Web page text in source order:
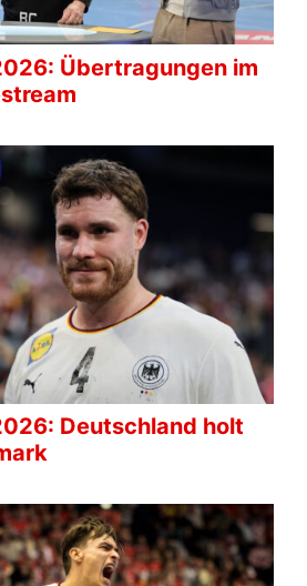
Übertragungen im
Deutschland holt